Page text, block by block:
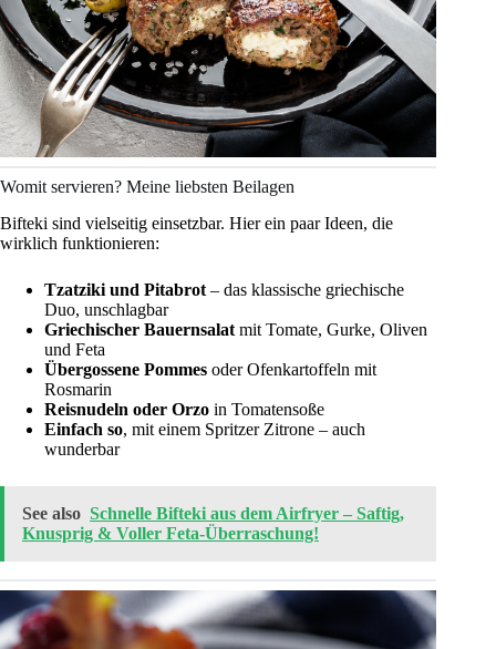
Womit servieren? Meine liebsten Beilagen
Bifteki sind vielseitig einsetzbar. Hier ein paar Ideen, die
wirklich funktionieren:
Tzatziki und Pitabrot – das klassische griechische
Duo, unschlagbar
Griechischer Bauernsalat mit Tomate, Gurke, Oliven
und Feta
Übergossene Pommes oder Ofenkartoffeln mit
Rosmarin
Reisnudeln oder Orzo in Tomatensoße
Einfach so, mit einem Spritzer Zitrone – auch
wunderbar
See also Schnelle Bifteki aus dem Airfryer – Saftig,
Knusprig & Voller Feta-Überraschung!